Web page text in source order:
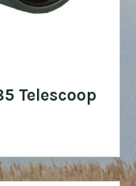
Telescoop